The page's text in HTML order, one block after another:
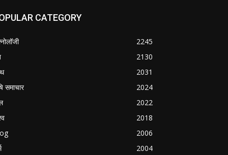
CATEGORY
2245
2130
2031
समाचार
2024
2022
2018
2006
2004